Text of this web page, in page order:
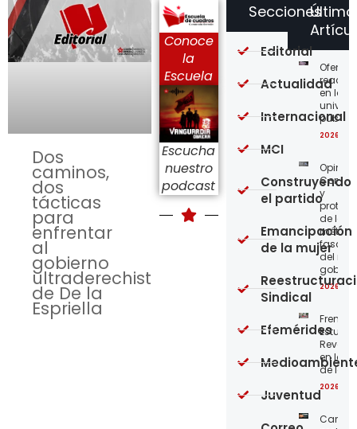
Dos
caminos,
dos
tácticas
para
enfrentar
al
gobierno
ultraderechista
de De la
Espriella
Conoce
la
Escuela
Escucha
nuestro
podcast
en las
2026-
y
de los
del
2026-
Frente
en la
de los
2026-
Carta
Secciones
Editorial
Actualidad
Internacional
MCI
Construyendo
el partido
Emancipación
de la mujer
Sindical
Efemérides
Juventud